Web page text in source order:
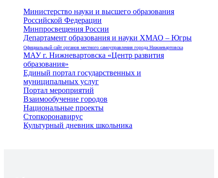
Министерство науки и высшего образования
Российской Федерации
Минпросвещения России
Департамент образования и науки ХМАО – Югры
Официальный сайт органов местного самоуправления города Нижневартовска
МАУ г. Нижневартовска «Центр развития
образования»
Единый портал государственных и
муниципальных услуг
Портал мероприятий
Взаимообучение городов
Национальные проекты
Стопкоронавирус
Культурный дневник школьника